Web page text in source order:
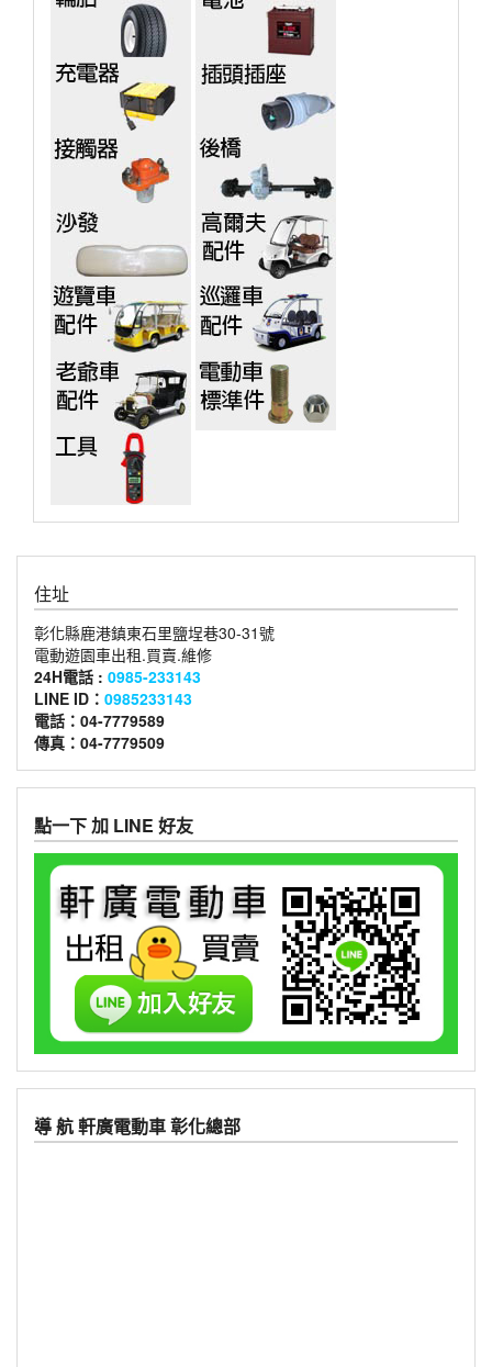
住址
彰化縣鹿港鎮東石里鹽埕巷30-31號
電動遊園車出租.買賣.維修
24H電話 : 0985-233143
LINE ID： 0985233143
電話：04-7779589
傳真：04-7779509
點一下 加 LINE 好友
導 航 軒廣電動車 彰化總部